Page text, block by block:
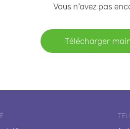
Vous n’avez pas
Télécharger